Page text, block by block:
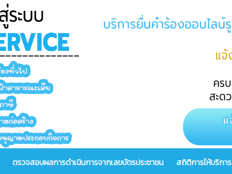
ตรวจสอบผลการดำเนินการจากเลขบัตรประชาชน สถิติการให้บริการ